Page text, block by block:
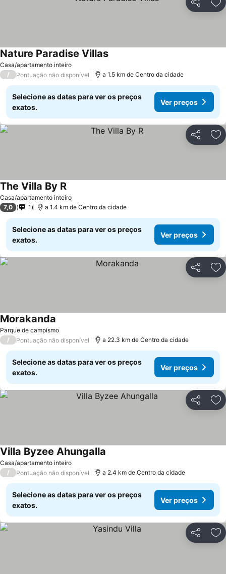
Partilhar
Casa/apartamento inteiro
Nature Paradise Villas
/ Pontuação não disponível a 1.5 km de Centro da cidade
Selecione as datas para ver os preços
exatos.
Ver preços
Partilhar
Casa/apartamento inteiro
The Villa By R
7,0 1 a 1.4 km de Centro da cidade
Selecione as datas para ver os preços
exatos.
Ver preços
Partilhar
Parque de campismo
Morakanda
/ Pontuação não disponível a 22.3 km de Centro da cidade
Selecione as datas para ver os preços
exatos.
Ver preços
Partilhar
Casa/apartamento inteiro
Villa Byzee Ahungalla
/ Pontuação não disponível a 2.4 km de Centro da cidade
Selecione as datas para ver os preços
exatos.
Ver preços
Partilhar